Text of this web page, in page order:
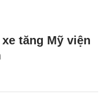
tăng Mỹ viện